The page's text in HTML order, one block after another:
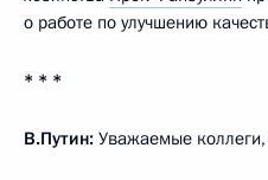
о работе по улучшению
* * *
В.Путин: Уважаемые